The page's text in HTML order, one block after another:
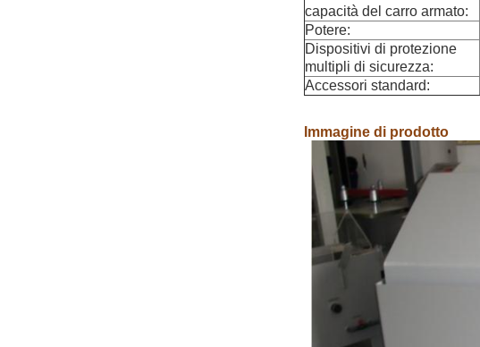
capacità del carro armato:
Potere:
Dispositivi di protezione
multipli di sicurezza:
Accessori standard:
Immagine di prodotto